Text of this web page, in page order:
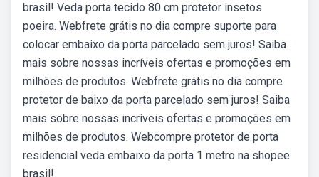
brasil! Veda porta tecido 80 cm protetor insetos
poeira. Webfrete grátis no dia compre suporte para
colocar embaixo da porta parcelado sem juros! Saiba
mais sobre nossas incríveis ofertas e promoções em
milhões de produtos. Webfrete grátis no dia compre
protetor de baixo da porta parcelado sem juros! Saiba
mais sobre nossas incríveis ofertas e promoções em
milhões de produtos. Webcompre protetor de porta
residencial veda embaixo da porta 1 metro na shopee
brasil!